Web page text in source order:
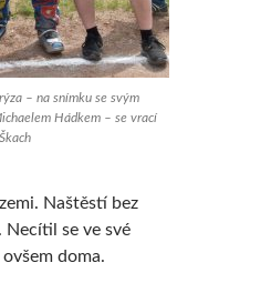
– na snímku se svým
Hádkem – se vrací
Naštěstí bez
Necítil se ve své
doma.